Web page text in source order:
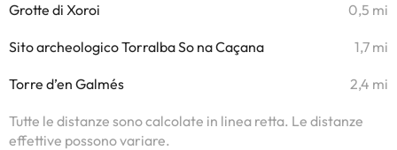
Grotte di Xoroi 0,5 mi
Sito archeologico Torralba So na Caçana 1,7 mi
Torre d’en Galmés 2,4 mi
Tutte le distanze sono calcolate in linea retta. Le distanze
effettive possono variare.